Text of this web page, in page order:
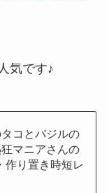
気です♪
コとバジルの
マニアさんの
作り置き時短レ